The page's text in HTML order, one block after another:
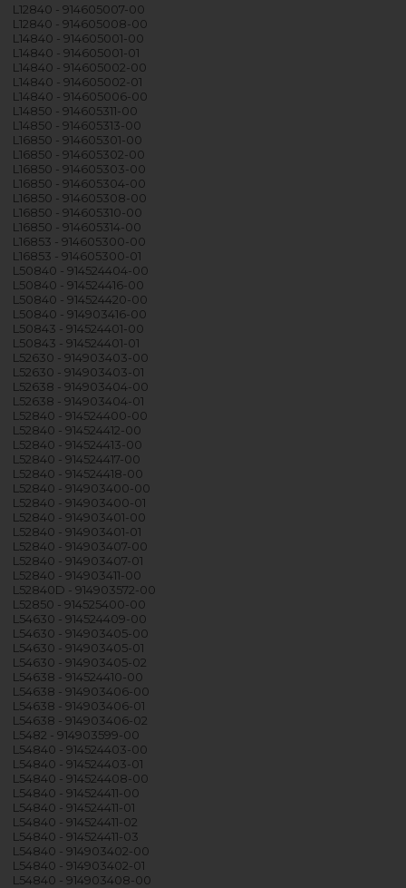
L12840 - 914605007-00
L12840 - 914605008-00
L14840 - 914605001-00
L14840 - 914605001-01
L14840 - 914605002-00
L14840 - 914605002-01
L14840 - 914605006-00
L14850 - 914605311-00
L14850 - 914605313-00
L16850 - 914605301-00
L16850 - 914605302-00
L16850 - 914605303-00
L16850 - 914605304-00
L16850 - 914605308-00
L16850 - 914605310-00
L16850 - 914605314-00
L16853 - 914605300-00
L16853 - 914605300-01
L50840 - 914524404-00
L50840 - 914524416-00
L50840 - 914524420-00
L50840 - 914903416-00
L50843 - 914524401-00
L50843 - 914524401-01
L52630 - 914903403-00
L52630 - 914903403-01
L52638 - 914903404-00
L52638 - 914903404-01
L52840 - 914524400-00
L52840 - 914524412-00
L52840 - 914524413-00
L52840 - 914524417-00
L52840 - 914524418-00
L52840 - 914903400-00
L52840 - 914903400-01
L52840 - 914903401-00
L52840 - 914903401-01
L52840 - 914903407-00
L52840 - 914903407-01
L52840 - 914903411-00
L52840D - 914903572-00
L52850 - 914525400-00
L54630 - 914524409-00
L54630 - 914903405-00
L54630 - 914903405-01
L54630 - 914903405-02
L54638 - 914524410-00
L54638 - 914903406-00
L54638 - 914903406-01
L54638 - 914903406-02
L5482 - 914903599-00
L54840 - 914524403-00
L54840 - 914524403-01
L54840 - 914524408-00
L54840 - 914524411-00
L54840 - 914524411-01
L54840 - 914524411-02
L54840 - 914524411-03
L54840 - 914903402-00
L54840 - 914903402-01
L54840 - 914903408-00